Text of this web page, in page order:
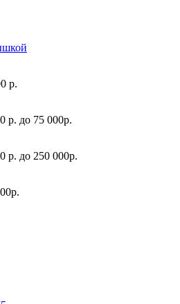
р.
р. до 75 000р.
р. до 250 000р.